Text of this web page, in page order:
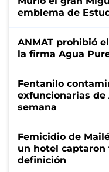
emblema de
ANMAT prohibió
la firma Agua
Fentanilo
exfuncionarias de
semana
Femicidio de
un hotel captaron
definición